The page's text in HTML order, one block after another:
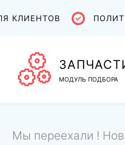
КЛИЕНТОВ
МОДУЛЬ ПОДБОРА
Мы переехали !